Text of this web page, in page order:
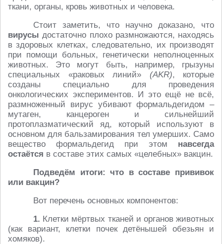
ткани, органы, кровь животных и человека.
Стоит заметить, что научно доказано, что
вирусы достаточно плохо размножаются, находясь
в здоровых клетках, следовательно, их производят
при помощи больных, генетически неполноценных
животных. Это могут быть, например, грызуны
специальных «раковых линий» (AKR), которые
созданы специально для проведения
онкологических экспериментов. И это ещё не всё,
размноженный вирус убивают формальдегидом –
мутаген, канцероген и сильнейший
протоплазматический яд, который используют в
основном для бальзамирования тел умерших. Само
вещество формальдегид при этом навсегда
остаётся в составе этих самых «целебных» вакцин.
Подведём итоги: что в составе прививок
или вакцин?
Вот перечень основных компонентов:
1. Клетки мёртвых тканей и органов животных
(как вариант, клетки почек детёнышей обезьян и
хомяков).